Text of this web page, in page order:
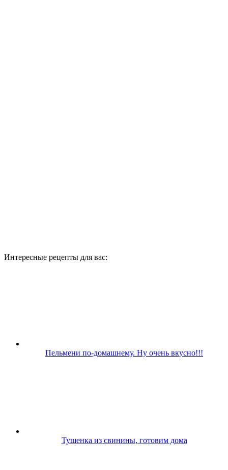
Интересные рецепты для вас:
Пельмени по-домашнему. Ну очень вкусно!!!
Тушенка из свинины, готовим дома